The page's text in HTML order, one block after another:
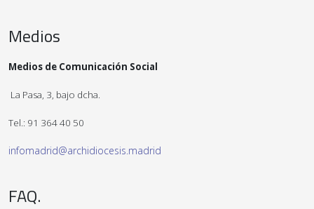
Medios
Medios de Comunicación Social
La Pasa, 3, bajo dcha.
Tel.: 91 364 40 50
infomadrid@archidiocesis.madrid
FAQ.